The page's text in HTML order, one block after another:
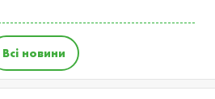
Всі новини